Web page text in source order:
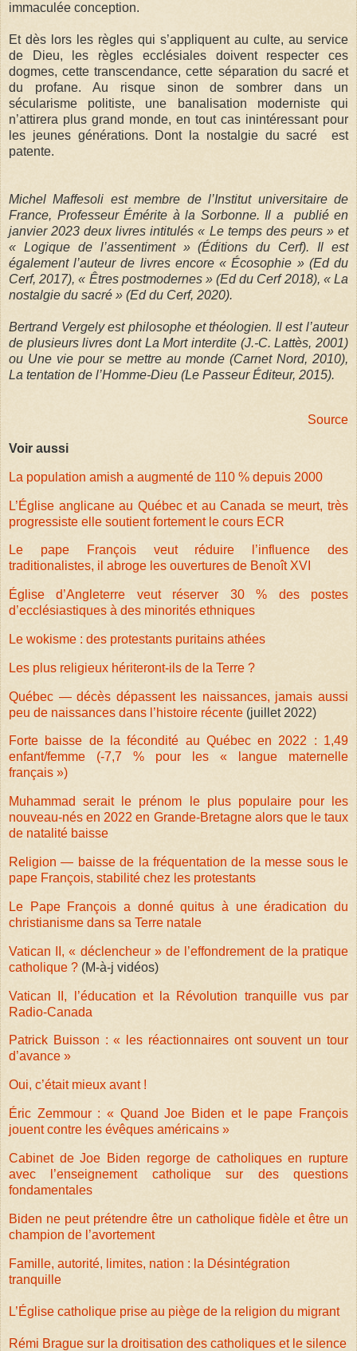
immaculée conception.
Et dès lors les règles qui s’appliquent au culte, au service
de Dieu, les règles ecclésiales doivent respecter ces
dogmes, cette transcendance, cette séparation du sacré et
du profane. Au risque sinon de sombrer dans un
sécularisme politiste, une banalisation moderniste qui
n’attirera plus grand monde, en tout cas inintéressant pour
les jeunes générations. Dont la nostalgie du sacré est
patente.
Michel Maffesoli est membre de l’Institut universitaire de
France, Professeur Émérite à la Sorbonne. Il a publié en
janvier 2023 deux livres intitulés « Le temps des peurs » et
« Logique de l’assentiment » (Éditions du Cerf). Il est
également l’auteur de livres encore « Écosophie » (Ed du
Cerf, 2017), « Êtres postmodernes » (Ed du Cerf 2018), « La
nostalgie du sacré » (Ed du Cerf, 2020).
Bertrand Vergely est philosophe et théologien. Il est l’auteur
de plusieurs livres dont La Mort interdite (J.-C. Lattès, 2001)
ou Une vie pour se mettre au monde (Carnet Nord, 2010),
La tentation de l’Homme-Dieu (Le Passeur Éditeur, 2015).
Source
Voir aussi
La population amish a augmenté de 110 % depuis 2000
L’Église anglicane au Québec et au Canada se meurt, très
progressiste elle soutient fortement le cours ECR
Le pape François veut réduire l’influence des
traditionalistes, il abroge les ouvertures de Benoît XVI
Église d’Angleterre veut réserver 30 % des postes
d’ecclésiastiques à des minorités ethniques
Le wokisme : des protestants puritains athées
Les plus religieux hériteront-ils de la Terre ?
Québec — décès dépassent les naissances, jamais aussi
peu de naissances dans l’histoire récente (juillet 2022)
Forte baisse de la fécondité au Québec en 2022 : 1,49
enfant/femme (-7,7 % pour les « langue maternelle
français »)
Muhammad serait le prénom le plus populaire pour les
nouveau-nés en 2022 en Grande-Bretagne alors que le taux
de natalité baisse
Religion — baisse de la fréquentation de la messe sous le
pape François, stabilité chez les protestants
Le Pape François a donné quitus à une éradication du
christianisme dans sa Terre natale
Vatican II, « déclencheur » de l’effondrement de la pratique
catholique ? (M-à-j vidéos)
Vatican II, l’éducation et la Révolution tranquille vus par
Radio-Canada
Patrick Buisson : « les réactionnaires ont souvent un tour
d’avance »
Oui, c’était mieux avant !
Éric Zemmour : « Quand Joe Biden et le pape François
jouent contre les évêques américains »
Cabinet de Joe Biden regorge de catholiques en rupture
avec l’enseignement catholique sur des questions
fondamentales
Biden ne peut prétendre être un catholique fidèle et être un
champion de l’avortement
Famille, autorité, limites, nation : la Désintégration
tranquille
L’Église catholique prise au piège de la religion du migrant
Rémi Brague sur la droitisation des catholiques et le silence